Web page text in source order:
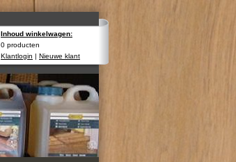
Inhoud winkelwagen:
0 producten
Klantlogin | Nieuwe klant